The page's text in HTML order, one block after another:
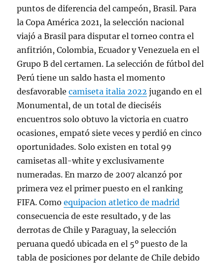
puntos de diferencia del campeón, Brasil. Para
la Copa América 2021, la selección nacional
viajó a Brasil para disputar el torneo contra el
anfitrión, Colombia, Ecuador y Venezuela en el
Grupo B del certamen. La selección de fútbol del
Perú tiene un saldo hasta el momento
desfavorablecamiseta italia 2022 jugando en el
Monumental, de un total de dieciséis
encuentros solo obtuvo la victoria en cuatro
ocasiones, empató siete veces y perdió en cinco
oportunidades. Solo existen en total 99
camisetas all-white y exclusivamente
numeradas. En marzo de 2007 alcanzó por
primera vez el primer puesto en el ranking
FIFA. Comoequipacion atletico de madrid
consecuencia de este resultado, y de las
derrotas de Chile y Paraguay, la selección
peruana quedó ubicada en el 5º puesto de la
tabla de posiciones por delante de Chile debido